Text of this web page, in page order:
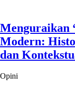
Menguraikan
Modern:
dan
Opini